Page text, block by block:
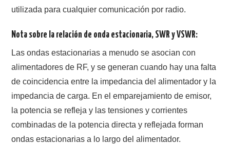
utilizada para cualquier comunicación por radio.
Nota sobre la relación de onda estacionaria, SWR y VSWR:
Las ondas estacionarias a menudo se asocian con
alimentadores de RF, y se generan cuando hay una falta
de coincidencia entre la impedancia del alimentador y la
impedancia de carga. En el emparejamiento de emisor,
la potencia se refleja y las tensiones y corrientes
combinadas de la potencia directa y reflejada forman
ondas estacionarias a lo largo del alimentador.